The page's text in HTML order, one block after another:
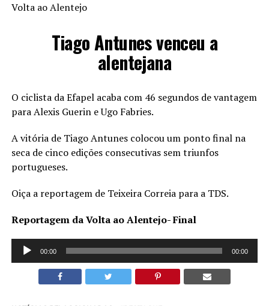
Volta ao Alentejo
Tiago Antunes venceu a
alentejana
O ciclista da Efapel acaba com 46 segundos de vantagem
para Alexis Guerin e Ugo Fabries.
A vitória de Tiago Antunes colocou um ponto final na
seca de cinco edições consecutivas sem triunfos
portugueses.
Oiça a reportagem de Teixeira Correia para a TDS.
Reportagem da Volta ao Alentejo- Final
Reprodutor
00:00 00:00